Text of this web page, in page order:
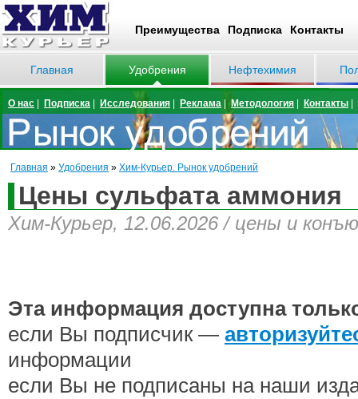
Преимущества Подписка Контакты
Главная Удобрения Нефтехимия
О нас Подписка Исследования Реклама Методология Контакты
Главная » Удобрения » Хим-Курьер. Рынок удобрений
Цены сульфата аммония
Хим-Курьер, 12.06.2026 / цены и
Эта информация доступна
если Вы подписчик —
информации
если Вы не подписаны на наши